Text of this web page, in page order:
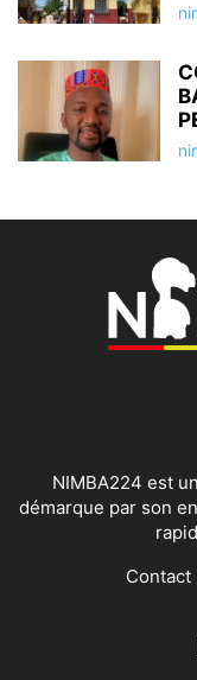
NIMBA224 est
démarque par son
Contact